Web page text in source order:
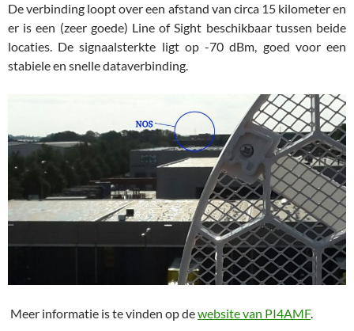
De verbinding loopt over een afstand van circa 15 kilometer en
er is een (zeer goede) Line of Sight beschikbaar tussen beide
locaties. De signaalsterkte ligt op -70 dBm, goed voor een
stabiele en snelle dataverbinding.
Meer informatie is te vinden op dewebsite van PI4AMF.